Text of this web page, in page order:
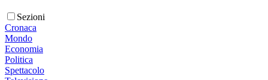
Sezioni
Cronaca
Mondo
Economia
Politica
Spettacolo